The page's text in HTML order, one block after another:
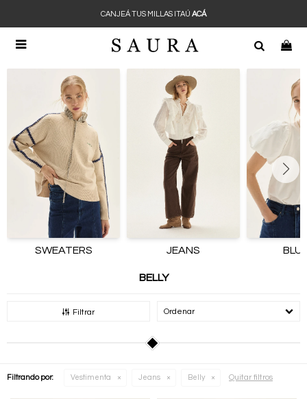

CANJEÁ TUS MILLAS ITAÚ ACÁ
SWEATERS JEANS
BELLY
Filtrar Recomendados
Filtrando por: Vestimenta Jeans Belly Quitar filtros